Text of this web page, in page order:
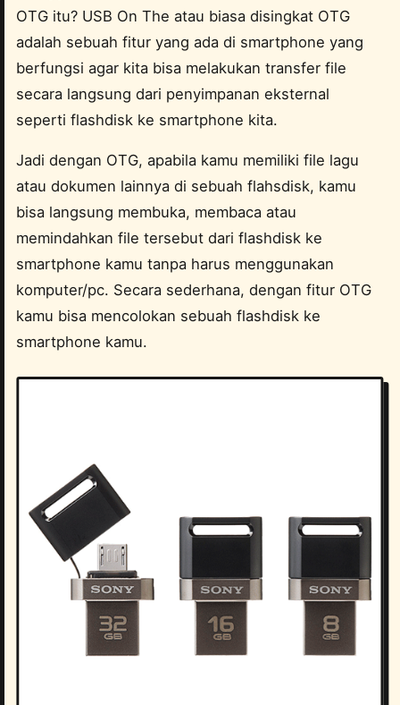
OTG itu? USB On The atau biasa disingkat OTG
adalah sebuah fitur yang ada di smartphone yang
berfungsi agar kita bisa melakukan transfer file
secara langsung dari penyimpanan eksternal
seperti flashdisk ke smartphone kita.
Jadi dengan OTG, apabila kamu memiliki file lagu
atau dokumen lainnya di sebuah flahsdisk, kamu
bisa langsung membuka, membaca atau
memindahkan file tersebut dari flashdisk ke
smartphone kamu tanpa harus menggunakan
komputer/pc. Secara sederhana, dengan fitur OTG
kamu bisa mencolokan sebuah flashdisk ke
smartphone kamu.